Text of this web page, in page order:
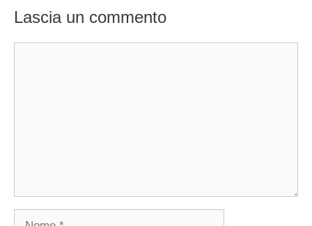
Lascia un commento
Nome